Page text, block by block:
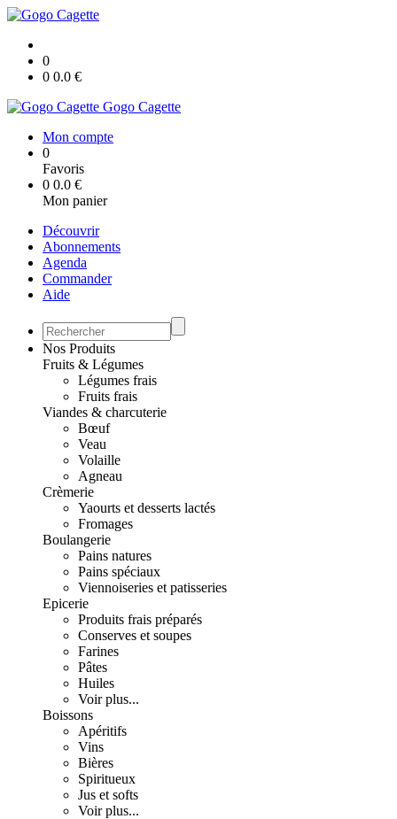
0
0 0.0 €
Gogo Cagette
Mon compte
0
Favoris
0 0.0 €
Mon panier
Découvrir
Abonnements
Agenda
Commander
Aide
Nos Produits
Fruits & Légumes
Légumes frais
Fruits frais
Viandes & charcuterie
Bœuf
Veau
Volaille
Agneau
Crèmerie
Yaourts et desserts lactés
Fromages
Boulangerie
Pains natures
Pains spéciaux
Viennoiseries et patisseries
Epicerie
Produits frais préparés
Conserves et soupes
Farines
Pâtes
Huiles
Voir plus...
Boissons
Apéritifs
Vins
Bières
Spiritueux
Jus et softs
Voir plus...